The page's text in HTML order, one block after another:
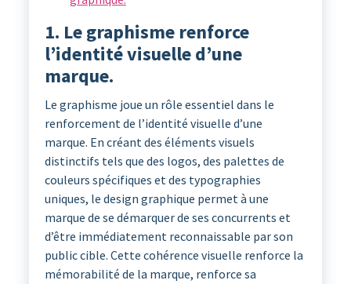
1. Le graphisme renforce
l’identité visuelle d’une
marque.
Le graphisme joue un rôle essentiel dans le
renforcement de l’identité visuelle d’une
marque. En créant des éléments visuels
distinctifs tels que des logos, des palettes de
couleurs spécifiques et des typographies
uniques, le design graphique permet à une
marque de se démarquer de ses concurrents et
d’être immédiatement reconnaissable par son
public cible. Cette cohérence visuelle renforce la
mémorabilité de la marque, renforce sa